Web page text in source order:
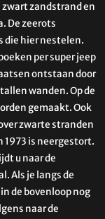
zandstrand en
De zeerots
die hier nestelen.
per super jeep
ontstaan door
wanden. Op de
gemaakt. Ook
zwarte stranden
1973 is neergestort.
u naar de
Als je langs de
de bovenloop nog
naar de